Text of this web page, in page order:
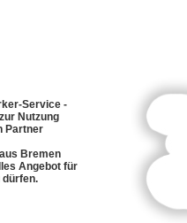
Service -
Nutzung
Partner
Bremen
Angebot für
dürfen.